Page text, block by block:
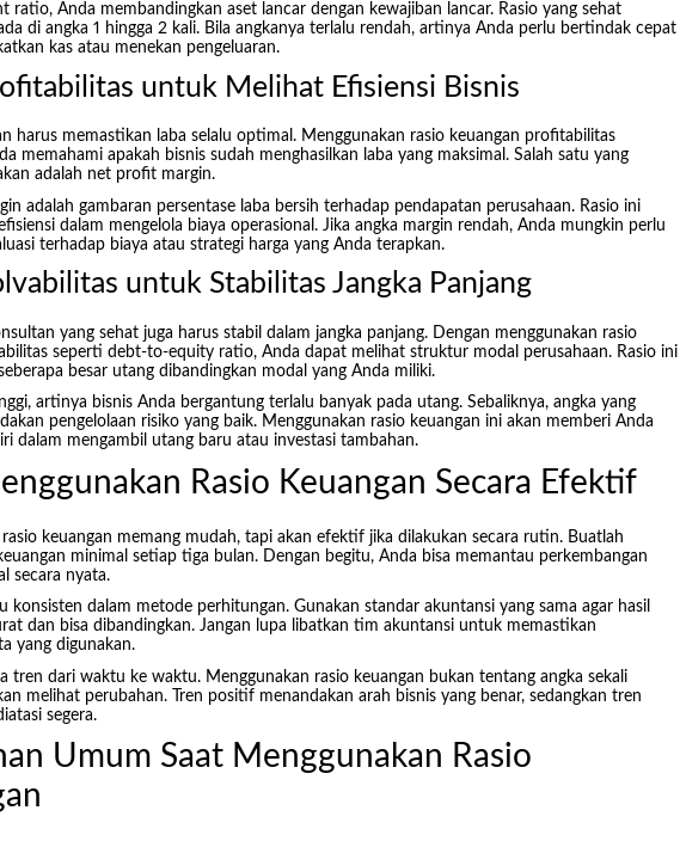
ratio, Anda membandingkan aset lancar dengan kewajiban lancar. Rasio yang sehat
di angka 1 hingga 2 kali. Bila angkanya terlalu rendah, artinya Anda perlu bertindak cepat
kas atau menekan pengeluaran.
untuk Melihat Efisiensi Bisnis
harus memastikan laba selalu optimal. Menggunakan rasio keuangan profitabilitas
memahami apakah bisnis sudah menghasilkan laba yang maksimal. Salah satu yang
adalah net profit margin.
adalah gambaran persentase laba bersih terhadap pendapatan perusahaan. Rasio ini
dalam mengelola biaya operasional. Jika angka margin rendah, Anda mungkin perlu
terhadap biaya atau strategi harga yang Anda terapkan.
untuk Stabilitas Jangka Panjang
yang sehat juga harus stabil dalam jangka panjang. Dengan menggunakan rasio
seperti debt-to-equity ratio, Anda dapat melihat struktur modal perusahaan. Rasio ini
besar utang dibandingkan modal yang Anda miliki.
artinya bisnis Anda bergantung terlalu banyak pada utang. Sebaliknya, angka yang
pengelolaan risiko yang baik. Menggunakan rasio keuangan ini akan memberi Anda
dalam mengambil utang baru atau investasi tambahan.
Rasio Keuangan Secara Efektif
keuangan memang mudah, tapi akan efektif jika dilakukan secara rutin. Buatlah
minimal setiap tiga bulan. Dengan begitu, Anda bisa memantau perkembangan
secara nyata.
konsisten dalam metode perhitungan. Gunakan standar akuntansi yang sama agar hasil
dan bisa dibandingkan. Jangan lupa libatkan tim akuntansi untuk memastikan
yang digunakan.
tren dari waktu ke waktu. Menggunakan rasio keuangan bukan tentang angka sekali
melihat perubahan. Tren positif menandakan arah bisnis yang benar, sedangkan tren
segera.
Umum Saat Menggunakan Rasio